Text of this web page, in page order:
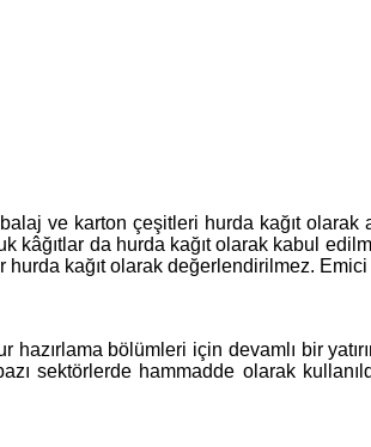
ve karton çeşitleri hurda kağıt olarak
kâğıtlar da hurda kağıt olarak kabul
hurda kağıt olarak değerlendirilmez.
bölümleri için devamlı bir
sektörlerde hammadde olarak